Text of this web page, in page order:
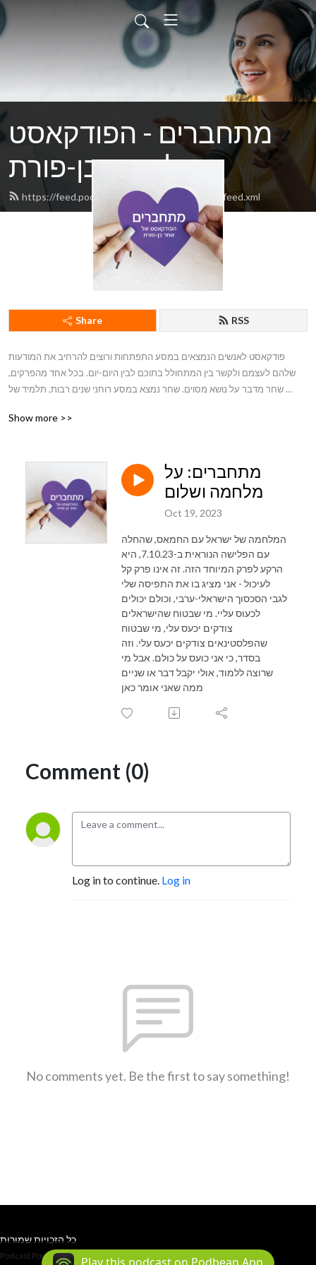
מתחברים - הפודקאסט
של שחר בן-פורת
https://feed.podbean.com/ShaharBenPorath/feed.xml
Share RSS
פודקאסט לאנשים הנמצאים במסע התפתחות ורוצים להרחיב את המודעות
שלהם לעצמם ולקשר בין המתחולל בתוכם לבין היום-יום. בכל אחד מהפרקים,
שחר מדבר על נושא מסוים. שחר נמצא במסע רוחני שנים רבות, תלמיד של
להתפתחות אישית וללימוד תקשור, ומטפל באנשים. הוא נשוי ואב לשישה ספרים.
Show more >>
מתחברים: על
מלחמה ושלום
Oct 19, 2023
המלחמה של ישראל עם החמאס, שהחלה
עם הפלישה הנוראית ב-7.10.23, היא
הרקע לפרק המיוחד הזה. זה אינו פרק קל
לעיכול - אני מציג בו את התפיסה שלי
לגבי הסכסוך הישראלי-ערבי, וכולם יכולים
לכעוס עליי. מי שבטוח שהישראלים
צודקים יכעס עלי, מי שבטוח
שהפלסטינאים צודקים יכעס עלי. וזה
בסדר, כי אני כועס על כולם. אבל מי
שרוצה ללמוד, אולי יקבל דבר או שניים
ממה שאני אומר כאן
Comment (0)
Log in to continue. Log in
No comments yet. Be the first to say something!
כל הזכויות שמורות
Podcast Powered By Podbean